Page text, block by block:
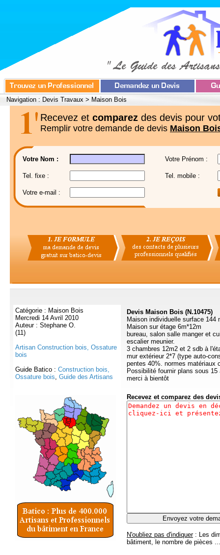
Navigation : Devis Travaux > Maison Bois
Recevez et comparez des devis pour
Remplir votre demande de devis Maison
Votre Nom : Votre Prénom :
Tel. fixe : Tel. mobile :
Votre e-mail :
Catégorie : Maison Bois
Mercredi 14 Avril 2010
Auteur : Stephane O.
(11)
Artisan Construction bois, Ossature
bois
Guide Batico : Construction bois,
Ossature bois, Guide des Artisans
Devis Maison Bois (N.10475)
Maison individuelle surface 144
Maison sur étage 6m*12m
bureau, salon salle manger et
escalier meunier.
3 chambres 12m2 et 2 sdb à
mur extérieur 2*7 (type auto-
pentes 40%. normes matériaux
Possibilité fournir plans sous 15
merci à bientôt
Recevez et comparez des
N'oubliez pas d'indiquer: Les
bâtiment, le nombre de pièces ...